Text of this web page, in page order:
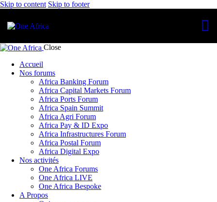
Skip to content Skip to footer
Close
Accueil
Nos forums
Africa Banking Forum
Africa Capital Markets Forum
Africa Ports Forum
Africa Spain Summit
Africa Agri Forum
Africa Pay & ID Expo
Africa Infrastructures Forum
Africa Postal Forum
Africa Digital Expo
Nos activités
One Africa Forums
One Africa LIVE
One Africa Bespoke
A Propos